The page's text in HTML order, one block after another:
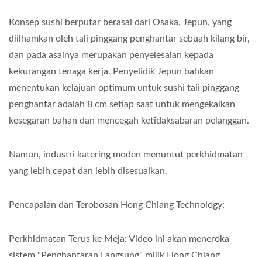
Konsep sushi berputar berasal dari Osaka, Jepun, yang
diilhamkan oleh tali pinggang penghantar sebuah kilang bir,
dan pada asalnya merupakan penyelesaian kepada
kekurangan tenaga kerja. Penyelidik Jepun bahkan
menentukan kelajuan optimum untuk sushi tali pinggang
penghantar adalah 8 cm setiap saat untuk mengekalkan
kesegaran bahan dan mencegah ketidaksabaran pelanggan.
Namun, industri katering moden menuntut perkhidmatan
yang lebih cepat dan lebih disesuaikan.
Pencapaian dan Terobosan Hong Chiang Technology:
Perkhidmatan Terus ke Meja: Video ini akan meneroka